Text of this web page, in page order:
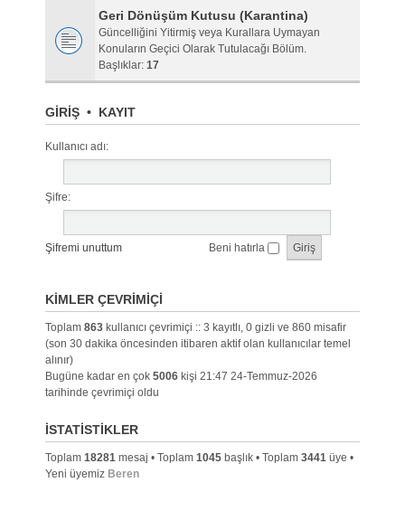
Geri Dönüşüm Kutusu (Karantina)
Güncelliğini Yitirmiş veya Kurallara Uymayan
Konuların Geçici Olarak Tutulacağı Bölüm.
Başlıklar: 17
GIRIŞ• KAYIT
Kullanıcı adı:
Şifre:
Şifremi unuttum Beni hatırla
KIMLER ÇEVRIMIÇI
Toplam 863kullanıcı çevrimiçi :: 3 kayıtlı, 0 gizli ve 860 misafir
(son 30 dakika öncesinden itibaren aktif olan kullanıcılar temel
alınır)
Bugüne kadar en çok 5006kişi 21:47 24-Temmuz-2026
tarihinde çevrimiçi oldu
İSTATISTIKLER
Toplam 18281mesaj • Toplam 1045başlık • Toplam 3441üye •
Yeni üyemiz Beren